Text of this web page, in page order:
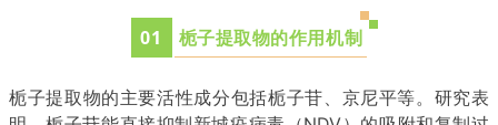
01 栀子提取物的作用机制
栀子提取物的主要活性成分包括栀子苷、京尼平等。研究表